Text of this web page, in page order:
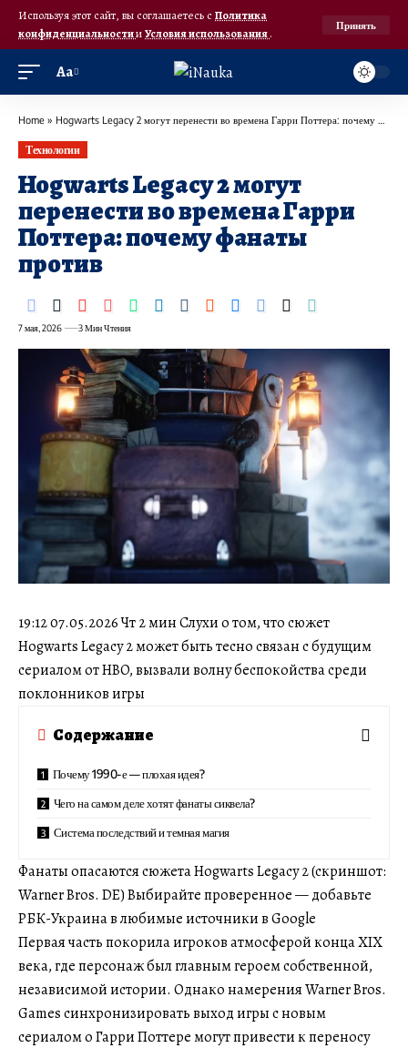
Используя этот сайт, вы соглашаетесь с Политика
конфиденциальностииУсловия использования.
Принять
Аа
Home » Hogwarts Legacy 2 могут перенести во времена Гарри Поттера: почему фанаты против
Технологии
Hogwarts Legacy 2 могут
перенести во времена Гарри
Поттера: почему фанаты
против
7 мая, 2026 3 Мин Чтения
19:12 07.05.2026 Чт 2 мин Слухи о том, что сюжет
Hogwarts Legacy 2 может быть тесно связан с будущим
сериалом от HBO, вызвали волну беспокойства среди
поклонников игры
Содержание
Почему 1990-е — плохая идея?
Чего на самом деле хотят фанаты сиквела?
Система последствий и темная магия
Фанаты опасаются сюжета Hogwarts Legacy 2 (скриншот:
Warner Bros. DE) Выбирайте проверенное — добавьте
РБК-Украина в любимые источники в Google
Первая часть покорила игроков атмосферой конца XIX
века, где персонаж был главным героем собственной,
независимой истории. Однако намерения Warner Bros.
Games синхронизировать выход игры с новым
сериалом о Гарри Поттере могут привести к переносу